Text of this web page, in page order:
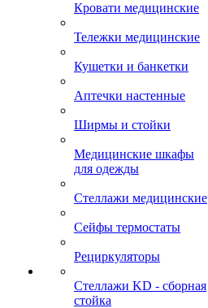
Кровати медицинские
Тележки медицинские
Кушетки и банкетки
Аптечки настенные
Ширмы и стойки
Медицинские шкафы
для одежды
Стеллажи медицинские
Сейфы термостаты
Рециркуляторы
Стеллажи KD - сборная
стойка